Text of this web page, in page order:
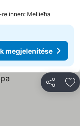
innen: Mellieħa
megjelenítése